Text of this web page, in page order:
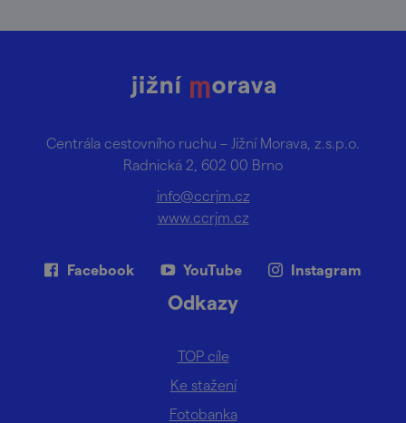
Centrála cestovního ruchu – Jižní Morava, z.s.p.o.
Radnická 2, 602 00 Brno
info@ccrjm.cz
www.ccrjm.cz
Facebook YouTube Instagram
Odkazy
TOP cíle
Ke stažení
Fotobanka